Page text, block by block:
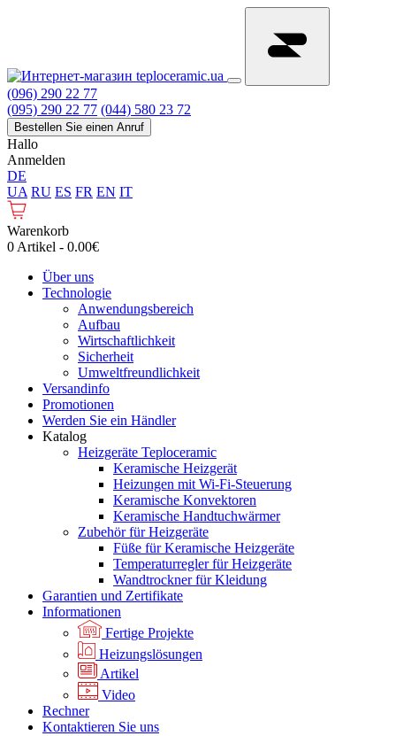
(096) 290 22 77
(095) 290 22 77 (044) 580 23 72
Bestellen Sie einen Anruf
Hallo
Anmelden
DE
UA RU ES FR EN IT
Warenkorb
0 Artikel - 0.00€
Über uns
Technologie
Anwendungsbereich
Aufbau
Wirtschaftlichkeit
Sicherheit
Umweltfreundlichkeit
Versandinfo
Promotionen
Werden Sie ein Händler
Katalog
Heizgeräte Teploceramic
Keramische Heizgerät
Heizungen mit Wi-Fi-Steuerung
Keramische Konvektoren
Keramische Handtuchwärmer
Zubehör für Heizgeräte
Füße für Keramische Heizgeräte
Temperaturregler für Heizgeräte
Wandtrockner für Kleidung
Garantien und Zertifikate
Informationen
Fertige Projekte
Heizungslösungen
Artikel
Video
Rechner
Kontaktieren Sie uns